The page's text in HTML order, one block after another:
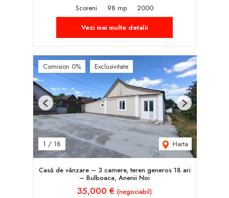
Scoreni
98 mp
2000
Vezi mai multe detalii
Comision 0% Exclusivitate
1 / 18 Harta
Previous Next
Casă de vânzare – 3 camere, teren generos 18 ari
– Bulboaca, Anenii Noi
35,000 € (negociabil)